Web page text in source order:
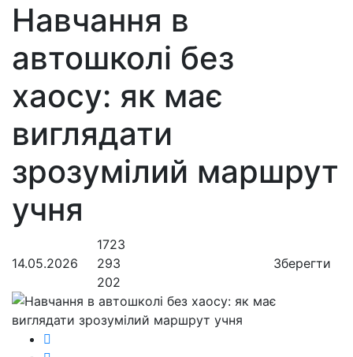
Навчання в
автошколі без
хаосу: як має
виглядати
зрозумілий маршрут
учня
14.05.2026
1723
293
202
Зберегти